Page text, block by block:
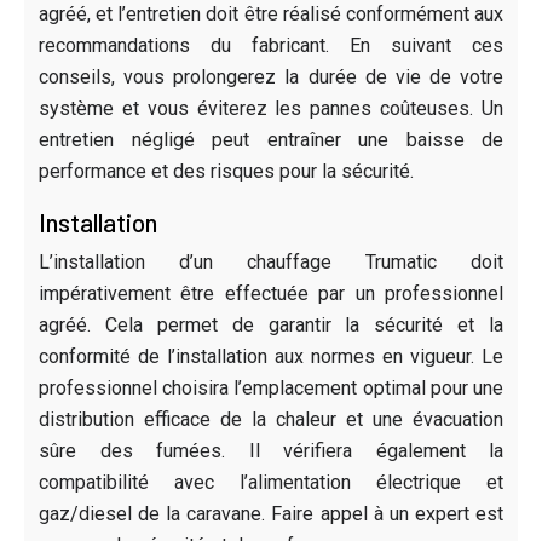
agréé, et l’entretien doit être réalisé conformément aux
recommandations du fabricant. En suivant ces
conseils, vous prolongerez la durée de vie de votre
système et vous éviterez les pannes coûteuses. Un
entretien négligé peut entraîner une baisse de
performance et des risques pour la sécurité.
Installation
L’installation d’un chauffage Trumatic doit
impérativement être effectuée par un professionnel
agréé. Cela permet de garantir la sécurité et la
conformité de l’installation aux normes en vigueur. Le
professionnel choisira l’emplacement optimal pour une
distribution efficace de la chaleur et une évacuation
sûre des fumées. Il vérifiera également la
compatibilité avec l’alimentation électrique et
gaz/diesel de la caravane. Faire appel à un expert est